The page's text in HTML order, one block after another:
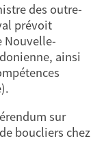
des outre-
prévoit
Nouvelle-
ainsi
sur
boucliers chez